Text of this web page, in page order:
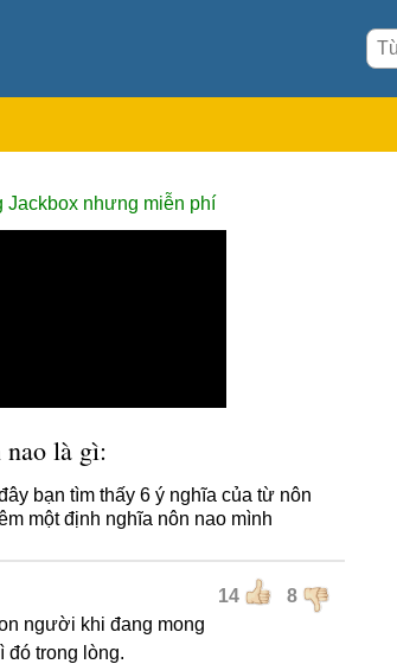
Jackbox nhưng miễn phí
là gì:
bạn tìm thấy 6 ý nghĩa của từ nôn
một định nghĩa nôn nao mình
14 8
người khi đang mong
đó trong lòng.